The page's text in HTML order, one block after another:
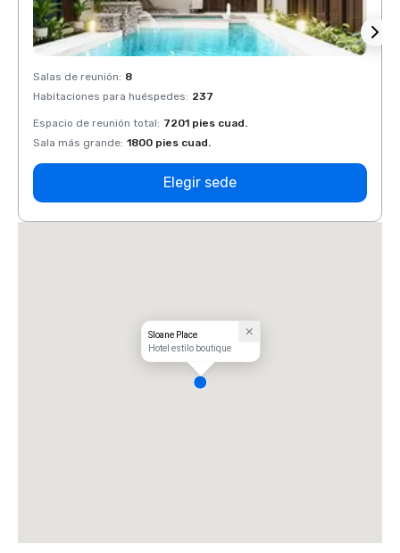
Salas de reunión: 8
Habitaciones para huéspedes: 237
Espacio de reunión total: 7201 pies cuad.
Sala más grande: 1800 pies cuad.
Elegir sede
Sloane Place
Hotel estilo boutique